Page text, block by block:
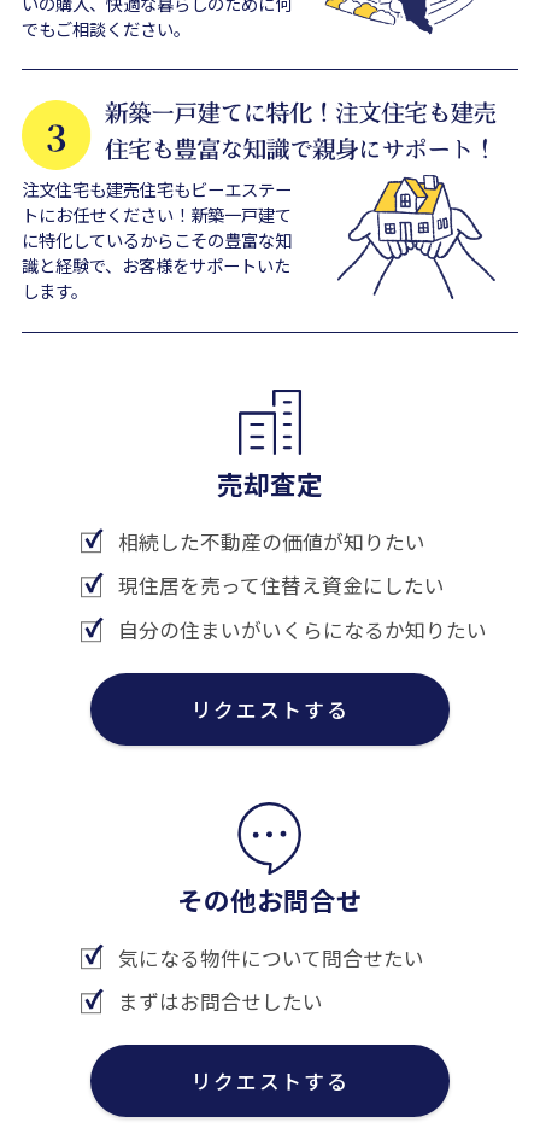
でもご相談ください。
注文住宅も建売住宅もビーエステー
トにお任せください！新築一戸建て
に特化しているからこその豊富な知
識と経験で、お客様をサポートいた
します。
売却査定
相続した不動産の価値が知りたい
現住居を売って住替え資金にしたい
自分の住まいがいくらになるか知りたい
リクエストする
その他お問合せ
気になる物件について問合せたい
まずはお問合せしたい
リクエストする